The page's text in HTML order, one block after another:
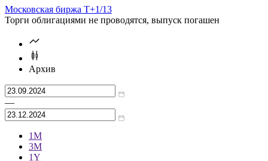
Московская биржа Т+1/13
Торги облигациями не проводятся, выпуск погашен
Архив
—
1М
3М
1Y